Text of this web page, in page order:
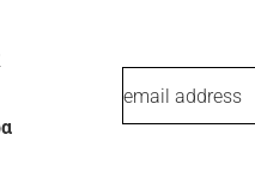
email address